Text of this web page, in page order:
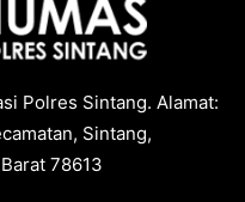
Polres Sintang. Alamat:
Sintang,
78613